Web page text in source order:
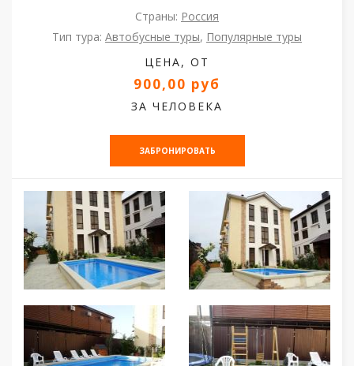
Страны: Россия
Тип тура: Автобусные туры, Популярные туры
ЦЕНА, ОТ
900,00 руб
ЗА ЧЕЛОВЕКА
ЗАБРОНИРОВАТЬ